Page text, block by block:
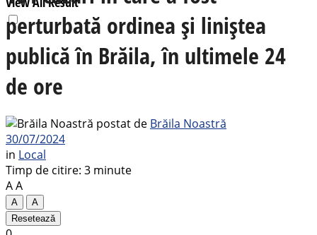
perturbată ordinea și liniștea
publică în Brăila, în ultimele 24
de ore
postat de Brăila Noastră
30/07/2024
in Local
Timp de citire: 3 minute
AA
A
A
Resetează